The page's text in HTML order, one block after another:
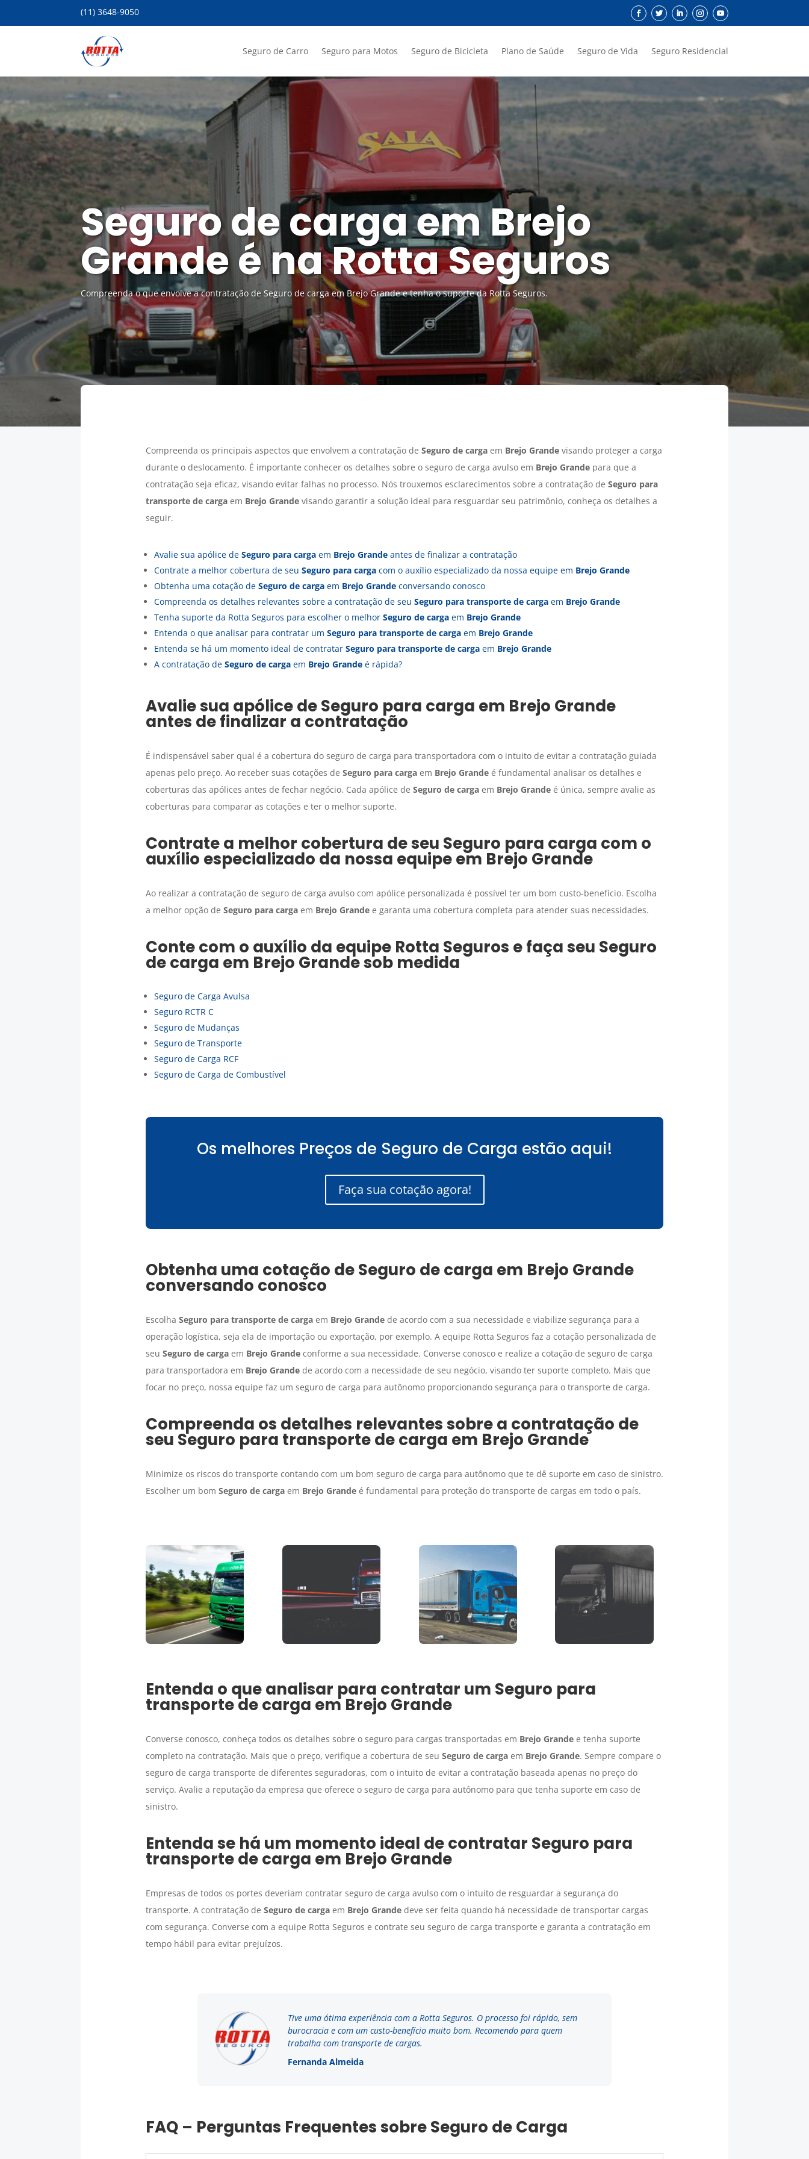
(11) 3648-9050
Seguro de Carro Seguro para Motos Seguro de Bicicleta Plano de Saúde Seguro de Vida Seguro Residencial
Seguro de carga em Brejo
Grande é na Rotta Seguros
Compreenda o que envolve a contratação de Seguro de carga em Brejo Grande e tenha o suporte da Rotta Seguros.
Compreenda os principais aspectos que envolvem a contratação de Seguro de cargaem Brejo Grandevisando proteger a carga
durante o deslocamento. É importante conhecer os detalhes sobre o seguro de carga avulso em Brejo Grandepara que a
contratação seja eficaz, visando evitar falhas no processo. Nós trouxemos esclarecimentos sobre a contratação de Seguro para
transporte de cargaem Brejo Grandevisando garantir a solução ideal para resguardar seu patrimônio, conheça os detalhes a
seguir.
Avalie sua apólice de Seguro para cargaem Brejo Grandeantes de finalizar a contratação
Contrate a melhor cobertura de seu Seguro para cargacom o auxílio especializado da nossa equipe em Brejo Grande
Obtenha uma cotação de Seguro de cargaem Brejo Grandeconversando conosco
Compreenda os detalhes relevantes sobre a contratação de seu Seguro para transporte de cargaem Brejo Grande
Tenha suporte da Rotta Seguros para escolher o melhor Seguro de cargaem Brejo Grande
Entenda o que analisar para contratar um Seguro para transporte de cargaem Brejo Grande
Entenda se há um momento ideal de contratar Seguro para transporte de cargaem Brejo Grande
A contratação de Seguro de cargaem Brejo Grandeé rápida?
Avalie sua apólice deSeguro para carga em Brejo Grande
antes de finalizar a contratação
É indispensável saber qual é a cobertura do seguro de carga para transportadora com o intuito de evitar a contratação guiada
apenas pelo preço. Ao receber suas cotações de Seguro para cargaem Brejo Grandeé fundamental analisar os detalhes e
coberturas das apólices antes de fechar negócio. Cada apólice de Seguro de cargaem Brejo Grandeé única, sempre avalie as
coberturas para comparar as cotações e ter o melhor suporte.
Contrate a melhor cobertura de seu Seguro para carga com o
auxílio especializado da nossa equipe em Brejo Grande
Ao realizar a contratação de seguro de carga avulso com apólice personalizada é possível ter um bom custo-benefício. Escolha
a melhor opção de Seguro para cargaem Brejo Grandee garanta uma cobertura completa para atender suas necessidades.
Conte com o auxílio da equipe Rotta Seguros e faça seu Seguro
de carga em Brejo Grandesob medida
Seguro de Carga Avulsa
Seguro RCTR C
Seguro de Mudanças
Seguro de Transporte
Seguro de Carga RCF
Seguro de Carga de Combustível
Os melhores Preços de Seguro de Carga estão aqui!
Faça sua cotação agora!
Obtenha uma cotação deSeguro de carga em Brejo Grande
conversando conosco
Escolha Seguro para transporte de cargaem Brejo Grandede acordo com a sua necessidade e viabilize segurança para a
operação logística, seja ela de importação ou exportação, por exemplo. A equipe Rotta Seguros faz a cotação personalizada de
seu Seguro de cargaem Brejo Grandeconforme a sua necessidade. Converse conosco e realize a cotação de seguro de carga
para transportadora em Brejo Grandede acordo com a necessidade de seu negócio, visando ter suporte completo. Mais que
focar no preço, nossa equipe faz um seguro de carga para autônomo proporcionando segurança para o transporte de carga.
Compreenda os detalhes relevantes sobre a contratação de
seu Seguro para transporte de carga em Brejo Grande
Minimize os riscos do transporte contando com um bom seguro de carga para autônomo que te dê suporte em caso de sinistro.
Escolher um bom Seguro de cargaem Brejo Grandeé fundamental para proteção do transporte de cargas em todo o país.
Entenda o que analisar para contratar um Seguro para
transporte de carga em Brejo Grande
Converse conosco, conheça todos os detalhes sobre o seguro para cargas transportadas em Brejo Grandee tenha suporte
completo na contratação. Mais que o preço, verifique a cobertura de seu Seguro de cargaem Brejo Grande. Sempre compare o
seguro de carga transporte de diferentes seguradoras, com o intuito de evitar a contratação baseada apenas no preço do
serviço. Avalie a reputação da empresa que oferece o seguro de carga para autônomo para que tenha suporte em caso de
sinistro.
Entenda se há um momento ideal de contratar Seguro para
transporte de carga em Brejo Grande
Empresas de todos os portes deveriam contratar seguro de carga avulso com o intuito de resguardar a segurança do
transporte. A contratação de Seguro de cargaem Brejo Grandedeve ser feita quando há necessidade de transportar cargas
com segurança. Converse com a equipe Rotta Seguros e contrate seu seguro de carga transporte e garanta a contratação em
tempo hábil para evitar prejuízos.
Tive uma ótima experiência com a Rotta Seguros. O processo foi rápido, sem
burocracia e com um custo-benefício muito bom. Recomendo para quem
trabalha com transporte de cargas.
Fernanda Almeida
FAQ – Perguntas Frequentes sobre Seguro de Carga